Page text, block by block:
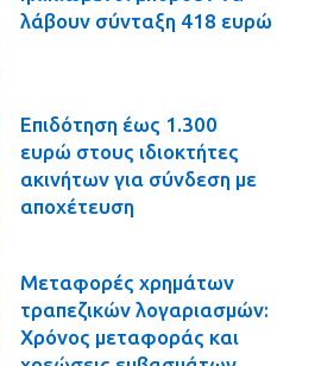
λάβουν σύνταξη 418 ευρώ
Επιδότηση έως 1.300
ευρώ στους ιδιοκτήτες
ακινήτων για σύνδεση με
αποχέτευση
Μεταφορές χρημάτων
τραπεζικών λογαριασμών:
Χρόνος μεταφοράς και